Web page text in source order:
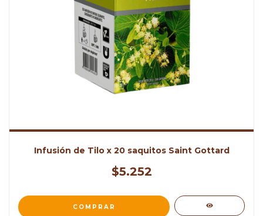
Infusión de Tilo x 20 saquitos Saint Gottard
$5.252